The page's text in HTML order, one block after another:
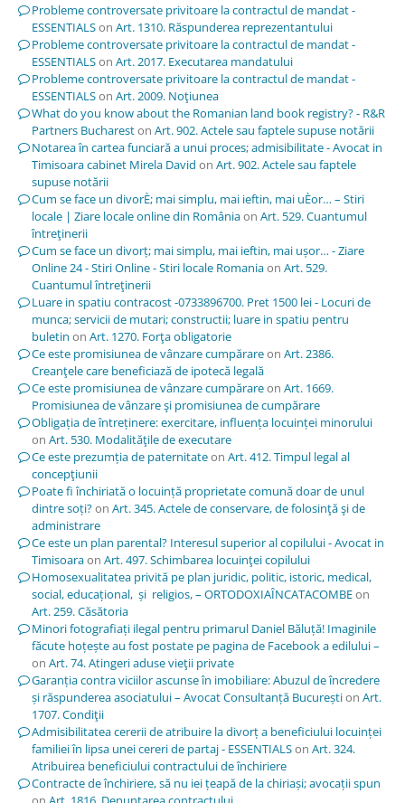
Probleme controversate privitoare la contractul de mandat -
ESSENTIALSon Art. 1310. Răspunderea reprezentantului
Probleme controversate privitoare la contractul de mandat -
ESSENTIALSon Art. 2017. Executarea mandatului
Probleme controversate privitoare la contractul de mandat -
ESSENTIALSon Art. 2009. Noţiunea
What do you know about the Romanian land book registry? - R&R
Partners Buchareston Art. 902. Actele sau faptele supuse notării
Notarea în cartea funciară a unui proces; admisibilitate - Avocat in
Timisoara cabinet Mirela David on Art. 902. Actele sau faptele
supuse notării
Cum se face un divorÈ; mai simplu, mai ieftin, mai uÈor… – Stiri
locale | Ziare locale online din Româniaon Art. 529. Cuantumul
întreţinerii
Cum se face un divorț; mai simplu, mai ieftin, mai ușor… - Ziare
Online 24 - Stiri Online - Stiri locale Romaniaon Art. 529.
Cuantumul întreţinerii
Luare in spatiu contracost -0733896700. Pret 1500 lei - Locuri de
munca; servicii de mutari; constructii; luare in spatiu pentru
buletin on Art. 1270. Forţa obligatorie
Ce este promisiunea de vânzare cumpărareon Art. 2386.
Creanţele care beneficiază de ipotecă legală
Ce este promisiunea de vânzare cumpărareon Art. 1669.
Promisiunea de vânzare şi promisiunea de cumpărare
Obligația de întreținere: exercitare, influența locuinței minorului
on Art. 530. Modalităţile de executare
Ce este prezumția de paternitateon Art. 412. Timpul legal al
concepţiunii
Poate fi închiriată o locuință proprietate comună doar de unul
dintre soți?on Art. 345. Actele de conservare, de folosinţă şi de
administrare
Ce este un plan parental? Interesul superior al copilului - Avocat in
Timisoaraon Art. 497. Schimbarea locuinţei copilului
Homosexualitatea privită pe plan juridic, politic, istoric, medical,
social, educațional, și religios, – ORTODOXIAÎNCATACOMBEon
Art. 259. Căsătoria
Minori fotografiați ilegal pentru primarul Daniel Băluță! Imaginile
făcute hoțește au fost postate pe pagina de Facebook a edilului –
on Art. 74. Atingeri aduse vieţii private
Garanția contra viciilor ascunse în imobiliare: Abuzul de încredere
și răspunderea asociatului – Avocat Consultanță Bucureștion Art.
1707. Condiţii
Admisibilitatea cererii de atribuire la divorț a beneficiului locuinței
familiei în lipsa unei cereri de partaj - ESSENTIALSon Art. 324.
Atribuirea beneficiului contractului de închiriere
Contracte de închiriere, să nu iei țeapă de la chiriași; avocații spun